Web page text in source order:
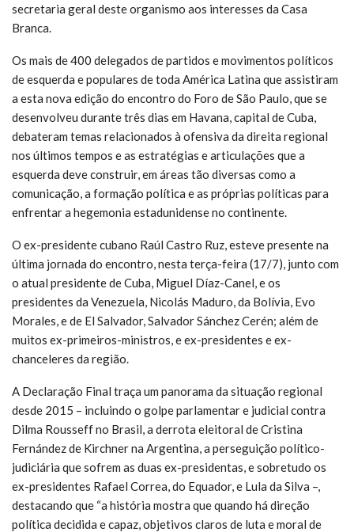
secretaria geral deste organismo aos interesses da Casa
Branca.
Os mais de 400 delegados de partidos e movimentos políticos
de esquerda e populares de toda América Latina que assistiram
a esta nova edição do encontro do Foro de São Paulo, que se
desenvolveu durante três dias em Havana, capital de Cuba,
debateram temas relacionados à ofensiva da direita regional
nos últimos tempos e as estratégias e articulações que a
esquerda deve construir, em áreas tão diversas como a
comunicação, a formação política e as próprias políticas para
enfrentar a hegemonia estadunidense no continente.
O ex-presidente cubano Raúl Castro Ruz, esteve presente na
última jornada do encontro, nesta terça-feira (17/7), junto com
o atual presidente de Cuba, Miguel Díaz-Canel, e os
presidentes da Venezuela, Nicolás Maduro, da Bolívia, Evo
Morales, e de El Salvador, Salvador Sánchez Cerén; além de
muitos ex-primeiros-ministros, e ex-presidentes e ex-
chanceleres da região.
A Declaração Final traça um panorama da situação regional
desde 2015 – incluindo o golpe parlamentar e judicial contra
Dilma Rousseff no Brasil, a derrota eleitoral de Cristina
Fernández de Kirchner na Argentina, a perseguição político-
judiciária que sofrem as duas ex-presidentas, e sobretudo os
ex-presidentes Rafael Correa, do Equador, e Lula da Silva –,
destacando que “a história mostra que quando há direção
política decidida e capaz, objetivos claros de luta e moral de